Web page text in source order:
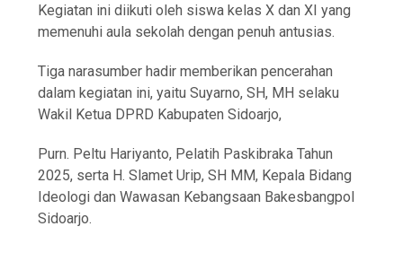
Kegiatan ini diikuti oleh siswa kelas X dan XI yang
memenuhi aula sekolah dengan penuh antusias.
Tiga narasumber hadir memberikan pencerahan
dalam kegiatan ini, yaitu Suyarno, SH, MH selaku
Wakil Ketua DPRD Kabupaten Sidoarjo,
Purn. Peltu Hariyanto, Pelatih Paskibraka Tahun
2025, serta H. Slamet Urip, SH MM, Kepala Bidang
Ideologi dan Wawasan Kebangsaan Bakesbangpol
Sidoarjo.